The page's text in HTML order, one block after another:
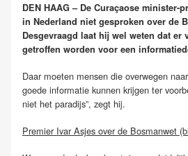
DEN HAAG – De Curaçaose minister-
in Nederland niet gesproken over de
Desgevraagd laat hij wel weten dat er
getroffen worden voor een
Daar moeten mensen die overwegen
goede informatie kunnen krijgen ter
niet het paradijs”, zegt hij.
Premier Ivar Asjes over de Bosmanwet